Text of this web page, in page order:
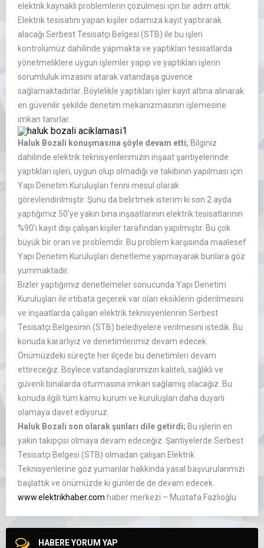
elektrik kaynaklı problemlerin çözülmesi için bir adım attık.
Elektrik tesisatını yapan kişiler odamıza kayıt yaptırarak
alacağı Serbest Tesisatçı Belgesi (STB) ile bu işleri
kontrolümüz dahilinde yapmakta ve yaptıkları tesisatlarda
yönetmeliklere uygun işlemler yapıp ve yaptıkları işlerin
sorumluluk imzasını atarak vatandaşa güvence
sağlamaktadırlar. Böylelikle yaptıkları işler kayıt altına alınarak
en güvenilir şekilde denetim mekanizmasının işlemesine
imkan tanırlar.
Haluk Bozali konuşmasına şöyle devam etti; Bilginiz
dahilinde elektrik teknisyenlerimizin inşaat şantiyelerinde
yaptıkları işleri, uygun olup olmadığı ve takibinin yapılması için
Yapı Denetim Kuruluşları fenni mesul olarak
görevlendirilmiştir. Şunu da belirtmek isterim ki son 2 ayda
yaptığımız 50’ye yakın bina inşaatlarının elektrik tesisatlarının
%90’ı kayıt dışı çalışan kişiler tarafından yapılmıştır. Bu çok
büyük bir oran ve problemdir. Bu problem karşısında maalesef
Yapı Denetim Kuruluşları denetleme yapmayarak bunlara göz
yummaktadır.
Bizler yaptığımız denetlemeler sonucunda Yapı Denetim
Kuruluşları ile irtibata geçerek var olan eksiklerin giderilmesini
ve inşaatlarda çalışan elektrik teknisyenlerinin Serbest
Tesisatçı Belgesinin (STB) belediyelere verilmesini istedik. Bu
konuda kararlıyız ve denetimlerimiz devam edecek.
Önümüzdeki süreçte her ilçede bu denetimleri devam
ettireceğiz. Böylece vatandaşlarımızın kaliteli, sağlıklı ve
güvenli binalarda oturmasına imkan sağlamış olacağız. Bu
konuda ilgili tüm kamu kurum ve kuruluşları daha duyarlı
olamaya davet ediyoruz.
Haluk Bozali son olarak şunları dile getirdi; Bu işlerin en
yakın takipçisi olmaya devam edeceğiz. Şantiyelerde Serbest
Tesisatçı Belgesi (STB) olmadan çalışan Elektrik
Teknisyenlerine göz yumanlar hakkında yasal başvurularımızı
başlattık ve önümüzde ki günlerde de devam edecek.
www.elektrikhaber.com haber merkezi – Mustafa Fazlıoğlu
HABERE YORUM YAP